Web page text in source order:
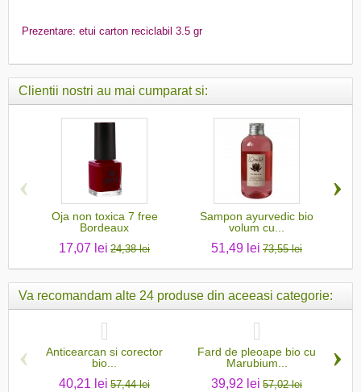
Prezentare: etui carton reciclabil 3.5 gr
Clientii nostri au mai cumparat si:
Oja non toxica 7 free
Bordeaux
17,07 lei 24,38 lei
Sampon ayurvedic bio
volum cu...
51,49 lei 73,55 lei
‹ ›
Va recomandam alte 24 produse din aceeasi categorie:
Anticearcan si corector
bio...
40,21 lei 57,44 lei
Fard de pleoape bio cu
Marubium...
39,92 lei 57,02 lei
‹ ›